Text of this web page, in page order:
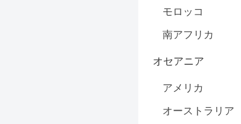
モロッコ
南アフリカ
オセアニア
アメリカ
オーストラリア